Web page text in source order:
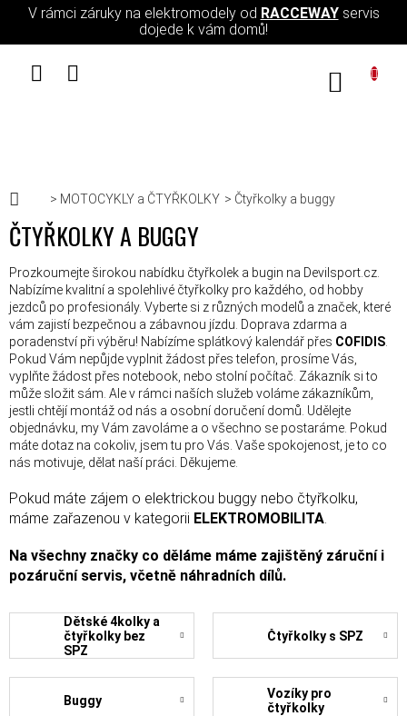
Přejít na obsah
V rámci záruky na elektromodely od RACCEWAYservis
dojede k vám domů!
Domů
MOTOCYKLY a ČTYŘKOLKY Čtyřkolky a buggy
ČTYŘKOLKY A BUGGY
Prozkoumejte širokou nabídku čtyřkolek a bugin na Devilsport.cz.
Nabízíme kvalitní a spolehlivé čtyřkolky pro každého, od hobby
jezdců po profesionály. Vyberte si z různých modelů a značek, které
vám zajistí bezpečnou a zábavnou jízdu. Doprava zdarma a
poradenství při výběru! Nabízíme splátkový kalendář přes COFIDIS.
Pokud Vám nepůjde vyplnit žádost přes telefon, prosíme Vás,
vyplňte žádost přes notebook, nebo stolní počítač. Zákazník si to
může složit sám. Ale v rámci naších služeb voláme zákazníkům,
jestli chtějí montáž od nás a osobní doručení domů. Udělejte
objednávku, my Vám zavoláme a o všechno se postaráme. Pokud
máte dotaz na cokoliv, jsem tu pro Vás. Vaše spokojenost, je to co
nás motivuje, dělat naší práci. Děkujeme.
Pokud máte zájem o elektrickou buggy nebo čtyřkolku,
máme zařazenou v kategorii ELEKTROMOBILITA.
Na všechny značky co děláme máme zajištěný záruční i
pozáruční servis, včetně náhradních dílů.
Dětské 4kolky a
čtyřkolky bez
SPZ
Čtyřkolky s SPZ
Buggy
Vozíky pro
čtyřkolky